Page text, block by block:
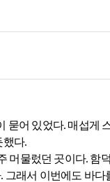
어 있었다. 매섭게
했다.
머물렀던 곳이다. 함
래서 이번에도 바